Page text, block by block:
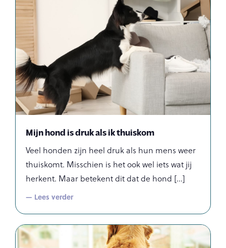
Mijn hond is druk als ik thuiskom
Veel honden zijn heel druk als hun mens weer
thuiskomt. Misschien is het ook wel iets wat jij
herkent. Maar betekent dit dat de hond
— Lees verder